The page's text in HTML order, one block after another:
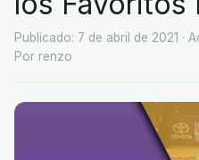
Publicado: 7 de abril de 2021 ·
Por renzo